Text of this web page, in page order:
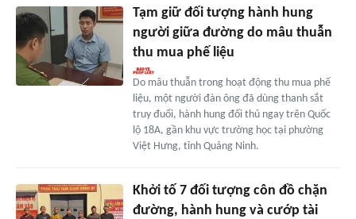
Tạm giữ đối tượng hành hung
người giữa đường do mâu thuẫn
thu mua phế liệu
Do mâu thuẫn trong hoạt động thu mua phế
liệu, một người đàn ông đã dùng thanh sắt
truy đuổi, hành hung đối thủ ngay trên Quốc
lộ 18A, gần khu vực trường học tại phường
Việt Hưng, tỉnh Quảng Ninh.
Khởi tố 7 đối tượng côn đồ chặn
đường, hành hung và cướp tài